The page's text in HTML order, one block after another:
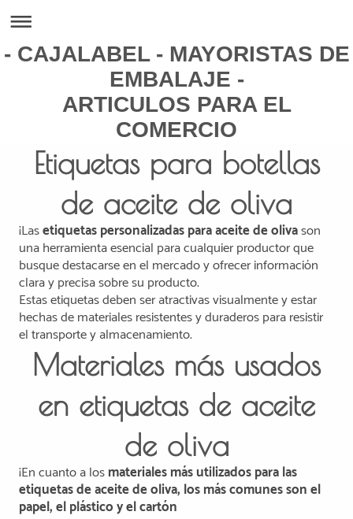
- CAJALABEL - MAYORISTAS DE
EMBALAJE -
ARTICULOS PARA EL
COMERCIO
Etiquetas para botellas
de aceite de oliva
¡Lasetiquetas personalizadas para aceite de olivason
una herramienta esencial para cualquier productor que
busque destacarse en el mercado y ofrecer información
clara y precisa sobre su producto.
Estas etiquetas deben ser atractivas visualmente y estar
hechas de materiales resistentes y duraderos para resistir
el transporte y almacenamiento.
Materiales más usados
en etiquetas de aceite
de oliva
¡En cuanto a losmateriales más utilizados para las
etiquetas de aceite de oliva, los más comunes son el
papel, el plástico y el cartón